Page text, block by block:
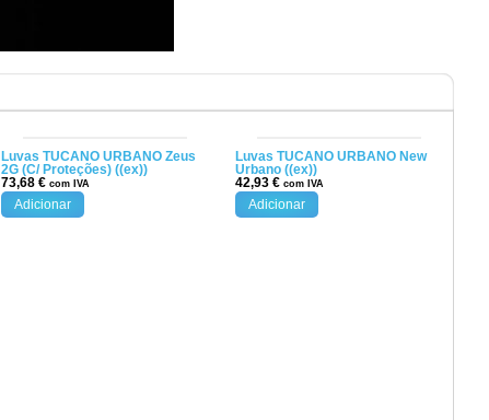
Luvas TUCANO URBANO Zeus
2G (C/ Proteções) ((ex))
73,68€ com IVA
Adicionar
Luvas TUCANO URBANO New
Urbano ((ex))
42,93€ com IVA
Adicionar